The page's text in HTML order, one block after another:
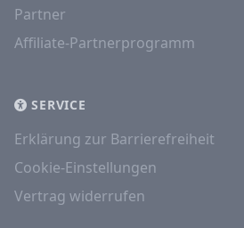
Partner
Affiliate-Partnerprogramm
SERVICE
Erklärung zur Barrierefreiheit
Cookie-Einstellungen
Vertrag widerrufen